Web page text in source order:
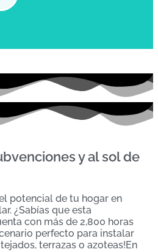
y al sol de
potencial de tu hogar en
¿Sabías que esta
con más de 2,800 horas
perfecto para instalar
terrazas o azoteas!En